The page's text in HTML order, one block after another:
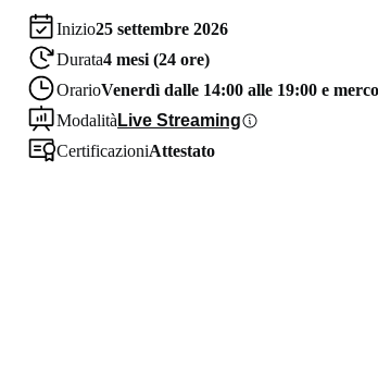
Inizio25 settembre 2026
Durata4 mesi (24 ore)
OrarioVenerdì dalle 14:00 alle 19:00 e
Modalità Live Streaming
CertificazioniAttestato